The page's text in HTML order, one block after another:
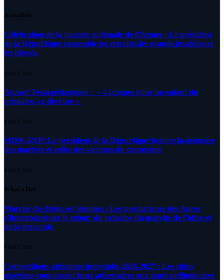
Actualités
Célébration de la journée nationale de l’Armée : Le président
de la République rassemble les retraités,les grands invalides et
les blessés
5 AOÛT 2026
Ahmed Tessa pédagogue : » 4 langues pour un enfant du
primaire, ça déroute «
4 AOÛT 2026
MDN-ANP: Le président de la République honore la mémoire
des martyrs et celles des victimes du terrorisme
4 AOÛT 2026
What's Hot
Marché des fruits est légumes : Les producteurs des Aures
s’interrogent sur le retour du principe du marché de l’offre et
de la demande
6 AOÛT 2026
Compétitions africaines interclubs 2026-2027 : Les clubs
algériens connaissent leurs adversaires aux tours préliminaires